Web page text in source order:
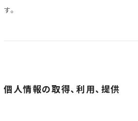
す。
個人情報の取得、利用、提供